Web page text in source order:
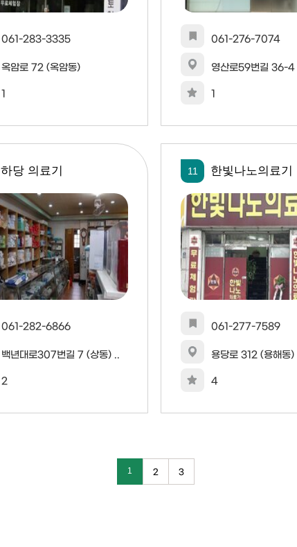
061-283-3335
옥암로 72 (옥암동)
1
061-276-7074
영산로59번길 36-4
1
하당 의료기
061-282-6866
백년대로307번길 7 (상동) ..
2
11 한빛나노의료기
061-277-7589
용당로 312 (용해동)
4
1 2 3